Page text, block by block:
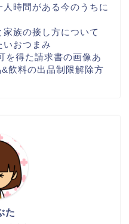
時間がある今のうちに
族の接し方について
いおつまみ
を得た請求書の画像あ
飲料の出品制限解除方
た